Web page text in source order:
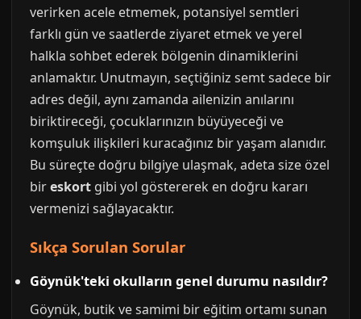
verirken acele etmemek, potansiyel semtleri
farklı gün ve saatlerde ziyaret etmek ve yerel
halkla sohbet ederek bölgenin dinamiklerini
anlamaktır. Unutmayın, seçtiğiniz semt sadece bir
adres değil, aynı zamanda ailenizin anılarını
biriktireceği, çocuklarınızın büyüyeceği ve
komşuluk ilişkileri kuracağınız bir yaşam alanıdır.
Bu süreçte doğru bilgiye ulaşmak, adeta size özel
bireskort gibi yol göstererek en doğru kararı
vermenizi sağlayacaktır.
Sıkça Sorulan Sorular
Göynük'teki okulların genel durumu nasıldır?
Göynük, butik ve samimi bir eğitim ortamı sunan